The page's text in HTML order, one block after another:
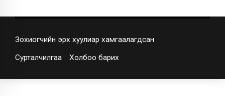
Зохиогчийн эрх хуулиар хамгаалагдсан
Сурталчилгаа Холбоо барих